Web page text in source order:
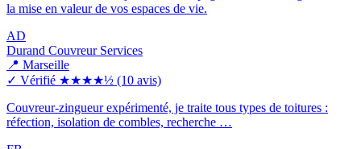
la mise en valeur de vos espaces de vie.
AD
Durand Couvreur Services
📍 Marseille
✓ Vérifié ★★★★½ (10 avis)
Couvreur-zingueur expérimenté, je traite tous types de toitures :
réfection, isolation de combles, recherche …